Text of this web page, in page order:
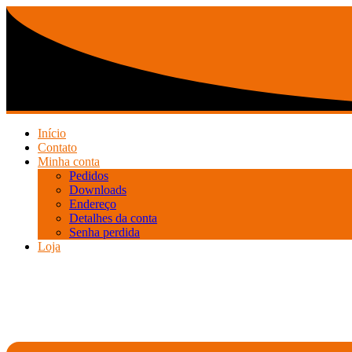
Ir
para
Início
Contato
Minha conta
Pedidos
Downloads
Endereço
Detalhes da conta
Senha perdida
Loja